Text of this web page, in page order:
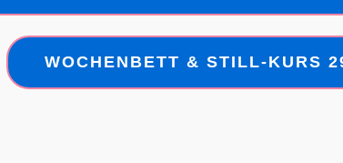
WOCHENBETT & STILL-KURS